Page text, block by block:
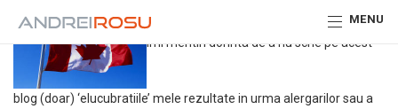
MENU
Imi mentin dorinta de a nu scrie pe acest
blog (doar) ‘elucubratiile’ mele rezultate in urma alergarilor sau a